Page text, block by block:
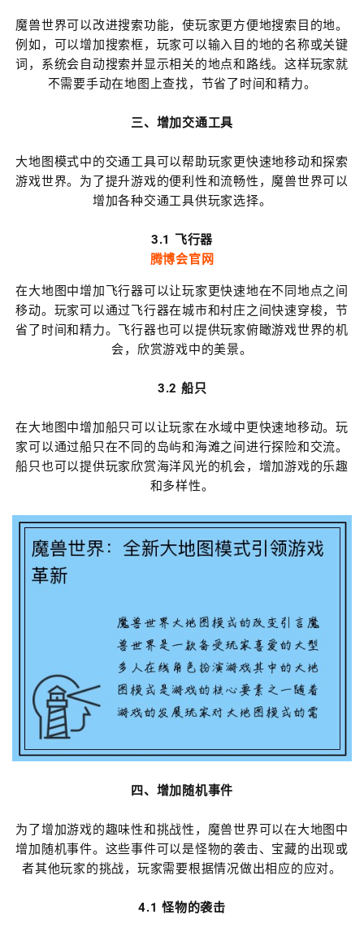
魔兽世界可以改进搜索功能，使玩家更方便地搜索目的地。
例如，可以增加搜索框，玩家可以输入目的地的名称或关键
词，系统会自动搜索并显示相关的地点和路线。这样玩家就
不需要手动在地图上查找，节省了时间和精力。
三、增加交通工具
大地图模式中的交通工具可以帮助玩家更快速地移动和探索
游戏世界。为了提升游戏的便利性和流畅性，魔兽世界可以
增加各种交通工具供玩家选择。
3.1 飞行器
腾博会官网
在大地图中增加飞行器可以让玩家更快速地在不同地点之间
移动。玩家可以通过飞行器在城市和村庄之间快速穿梭，节
省了时间和精力。飞行器也可以提供玩家俯瞰游戏世界的机
会，欣赏游戏中的美景。
3.2 船只
在大地图中增加船只可以让玩家在水域中更快速地移动。玩
家可以通过船只在不同的岛屿和海滩之间进行探险和交流。
船只也可以提供玩家欣赏海洋风光的机会，增加游戏的乐趣
和多样性。
四、增加随机事件
为了增加游戏的趣味性和挑战性，魔兽世界可以在大地图中
增加随机事件。这些事件可以是怪物的袭击、宝藏的出现或
者其他玩家的挑战，玩家需要根据情况做出相应的应对。
4.1 怪物的袭击